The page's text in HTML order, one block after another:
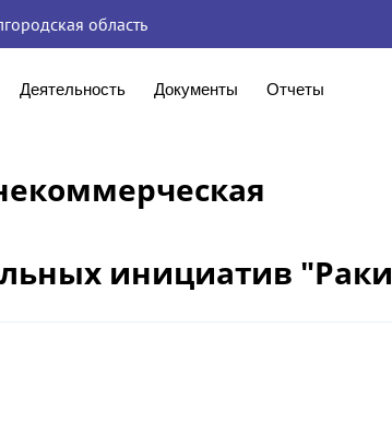
область
Деятельность Документы Отчеты
инициатив